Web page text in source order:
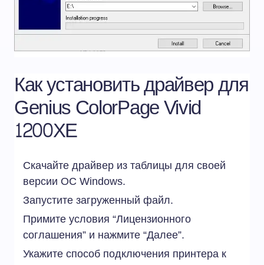
Как установить драйвер для
Genius ColorPage Vivid
1200XE
Скачайте драйвер из таблицы для своей
версии ОС Windows.
Запустите загруженный файл.
Примите условия “Лицензионного
соглашения” и нажмите “Далее”.
Укажите способ подключения принтера к